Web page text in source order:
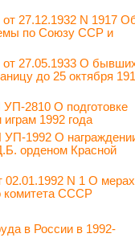
27.12.1932 N 1917
по Союзу ССР и
27.05.1933 О
до 25 октября
2810 О подготовке
1992 года
УП-1992 О
орденом Красной
02.01.1992 N 1 О
комитета СССР
в России в 1992-